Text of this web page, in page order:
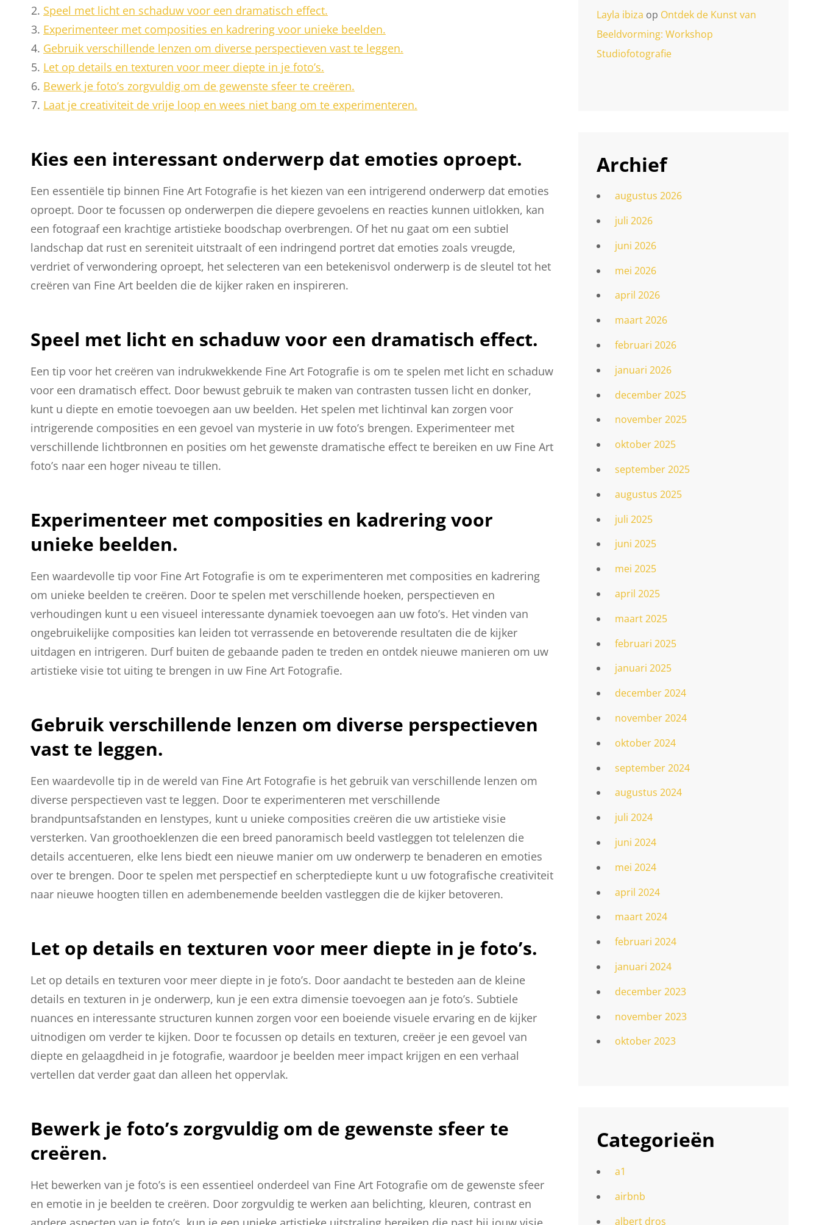
Speel met licht en schaduw voor een dramatisch effect.
Experimenteer met composities en kadrering voor unieke beelden.
Gebruik verschillende lenzen om diverse perspectieven vast te leggen.
Let op details en texturen voor meer diepte in je foto’s.
Bewerk je foto’s zorgvuldig om de gewenste sfeer te creëren.
Laat je creativiteit de vrije loop en wees niet bang om te experimenteren.
Kies een interessant onderwerp dat emoties oproept.
Een essentiële tip binnen Fine Art Fotografie is het kiezen van een intrigerend onderwerp dat emoties
oproept. Door te focussen op onderwerpen die diepere gevoelens en reacties kunnen uitlokken, kan
een fotograaf een krachtige artistieke boodschap overbrengen. Of het nu gaat om een subtiel
landschap dat rust en sereniteit uitstraalt of een indringend portret dat emoties zoals vreugde,
verdriet of verwondering oproept, het selecteren van een betekenisvol onderwerp is de sleutel tot het
creëren van Fine Art beelden die de kijker raken en inspireren.
Speel met licht en schaduw voor een dramatisch effect.
Een tip voor het creëren van indrukwekkende Fine Art Fotografie is om te spelen met licht en schaduw
voor een dramatisch effect. Door bewust gebruik te maken van contrasten tussen licht en donker,
kunt u diepte en emotie toevoegen aan uw beelden. Het spelen met lichtinval kan zorgen voor
intrigerende composities en een gevoel van mysterie in uw foto’s brengen. Experimenteer met
verschillende lichtbronnen en posities om het gewenste dramatische effect te bereiken en uw Fine Art
foto’s naar een hoger niveau te tillen.
Experimenteer met composities en kadrering voor
unieke beelden.
Een waardevolle tip voor Fine Art Fotografie is om te experimenteren met composities en kadrering
om unieke beelden te creëren. Door te spelen met verschillende hoeken, perspectieven en
verhoudingen kunt u een visueel interessante dynamiek toevoegen aan uw foto’s. Het vinden van
ongebruikelijke composities kan leiden tot verrassende en betoverende resultaten die de kijker
uitdagen en intrigeren. Durf buiten de gebaande paden te treden en ontdek nieuwe manieren om uw
artistieke visie tot uiting te brengen in uw Fine Art Fotografie.
Gebruik verschillende lenzen om diverse perspectieven
vast te leggen.
Een waardevolle tip in de wereld van Fine Art Fotografie is het gebruik van verschillende lenzen om
diverse perspectieven vast te leggen. Door te experimenteren met verschillende
brandpuntsafstanden en lenstypes, kunt u unieke composities creëren die uw artistieke visie
versterken. Van groothoeklenzen die een breed panoramisch beeld vastleggen tot telelenzen die
details accentueren, elke lens biedt een nieuwe manier om uw onderwerp te benaderen en emoties
over te brengen. Door te spelen met perspectief en scherptediepte kunt u uw fotografische creativiteit
naar nieuwe hoogten tillen en adembenemende beelden vastleggen die de kijker betoveren.
Let op details en texturen voor meer diepte in je foto’s.
Let op details en texturen voor meer diepte in je foto’s. Door aandacht te besteden aan de kleine
details en texturen in je onderwerp, kun je een extra dimensie toevoegen aan je foto’s. Subtiele
nuances en interessante structuren kunnen zorgen voor een boeiende visuele ervaring en de kijker
uitnodigen om verder te kijken. Door te focussen op details en texturen, creëer je een gevoel van
diepte en gelaagdheid in je fotografie, waardoor je beelden meer impact krijgen en een verhaal
vertellen dat verder gaat dan alleen het oppervlak.
Bewerk je foto’s zorgvuldig om de gewenste sfeer te
creëren.
Het bewerken van je foto’s is een essentieel onderdeel van Fine Art Fotografie om de gewenste sfeer
en emotie in je beelden te creëren. Door zorgvuldig te werken aan belichting, kleuren, contrast en
Layla ibiza op Ontdek de Kunst van
Beeldvorming: Workshop
Studiofotografie
Archief
augustus 2026
juli 2026
juni 2026
mei 2026
april 2026
maart 2026
februari 2026
januari 2026
december 2025
november 2025
oktober 2025
september 2025
augustus 2025
juli 2025
juni 2025
mei 2025
april 2025
maart 2025
februari 2025
januari 2025
december 2024
november 2024
oktober 2024
september 2024
augustus 2024
juli 2024
juni 2024
mei 2024
april 2024
maart 2024
februari 2024
januari 2024
december 2023
november 2023
oktober 2023
Categorieën
a1
airbnb
albert dros